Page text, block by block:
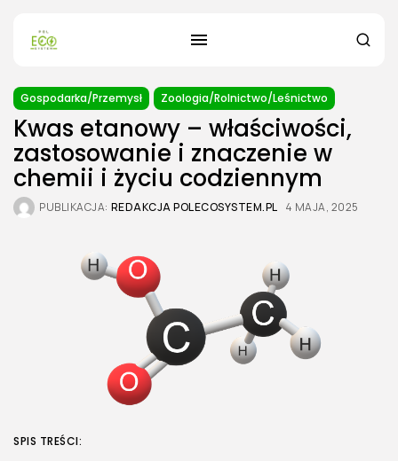
Gospodarka/Przemysł Zoologia/Rolnictwo/Leśnictwo
Kwas etanowy – właściwości,
zastosowanie i znaczenie w
chemii i życiu codziennym
PUBLIKACJA: REDAKCJA POLECOSYSTEM.PL 4 MAJA, 2025
SPIS TREŚCI: